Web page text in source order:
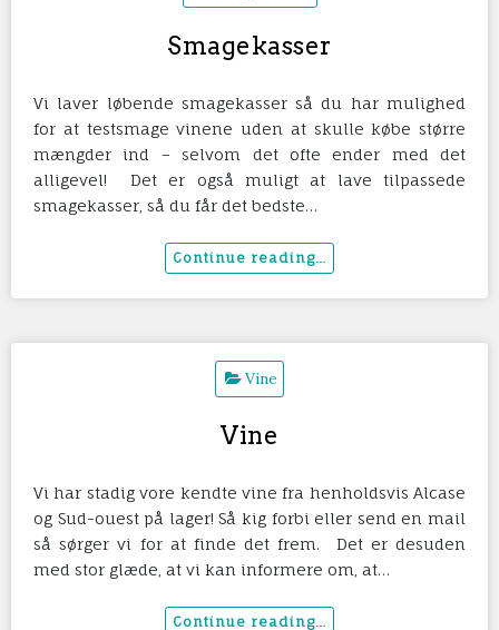
Smagekasser
Vi laver løbende smagekasser så du har mulighed
for at testsmage vinene uden at skulle købe større
mængder ind – selvom det ofte ender med det
alligevel! Det er også muligt at lave tilpassede
smagekasser, så du får det bedste…
Vine
Vine
Vi har stadig vore kendte vine fra henholdsvis Alcase
og Sud-ouest på lager! Så kig forbi eller send en mail
så sørger vi for at finde det frem. Det er desuden
med stor glæde, at vi kan informere om, at…